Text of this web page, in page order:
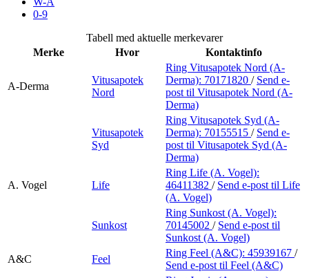
Praktisk informasjon
Ledige stillinger
0-9
Tabell med aktuelle merkevarer
Merke
Hvor Kontaktinfo
A-Derma
Vitusapotek
Nord
Ring Vitusapotek Nord (A-
Derma): 70171820 / Send e-
post til Vitusapotek Nord (A-
Derma)
Vitusapotek
Syd
Ring Vitusapotek Syd (A-
Derma): 70155515 / Send e-
post til Vitusapotek Syd (A-
Derma)
A. Vogel Life
Ring Life (A. Vogel):
46411382 / Send e-post til Life
(A. Vogel)
Sunkost
Ring Sunkost (A. Vogel):
70145002 / Send e-post til
Sunkost (A. Vogel)
A&C
Feel
Ring Feel (A&C): 45939167 /
Send e-post til Feel (A&C)